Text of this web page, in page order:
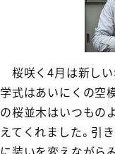
桜咲く4月は新しい
学式はあいにくの空
の桜並木はいつもの
えてくれました。引